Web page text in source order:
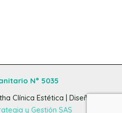
N° 5035
Clínica Estética | Diseño y
y Gestión SAS